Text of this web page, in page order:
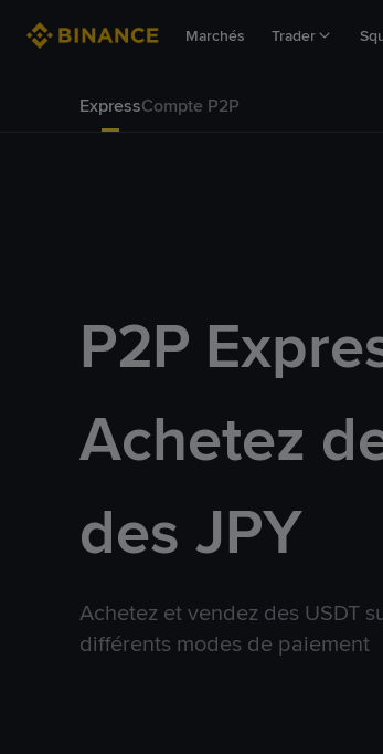
Marchés Trader
ExpressCompte P2P
P2P
Achetez
des JPY
Achetez et vendez des USDT
différents modes de paiement